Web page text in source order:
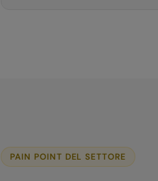
PAIN POINT DEL SETTORE